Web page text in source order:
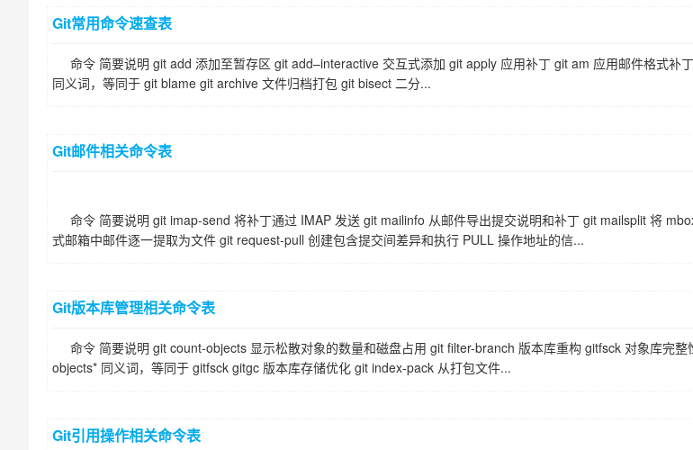
Git常用命令速查表
命令 简要说明 git add 添加至暂存区 git add–interactive 交互式添加 git apply 应用补丁 git am 应用邮件格式补
同义词，等同于 git blame git archive 文件归档打包 git bisect 二分...
Git邮件相关命令表
命令 简要说明 git imap-send 将补丁通过 IMAP 发送 git mailinfo 从邮件导出提交说明和补丁 git mailsplit 将
式邮箱中邮件逐一提取为文件 git request-pull 创建包含提交间差异和执行 PULL 操作地址的信...
Git版本库管理相关命令表
命令 简要说明 git count-objects 显示松散对象的数量和磁盘占用 git filter-branch 版本库重构 gitfsck 对象库完整
objects* 同义词，等同于 gitfsck gitgc 版本库存储优化 git index-pack 从打包文件...
Git引用操作相关命令表